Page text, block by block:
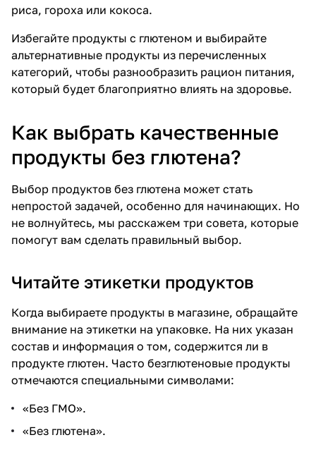
риса, гороха или кокоса.
Избегайте продукты с глютеном и выбирайте
альтернативные продукты из перечисленных
категорий, чтобы разнообразить рацион питания,
который будет благоприятно влиять на здоровье.
Как выбрать качественные
продукты без глютена?
Выбор продуктов без глютена может стать
непростой задачей, особенно для начинающих. Но
не волнуйтесь, мы расскажем три совета, которые
помогут вам сделать правильный выбор.
Читайте этикетки продуктов
Когда выбираете продукты в магазине, обращайте
внимание на этикетки на упаковке. На них указан
состав и информация о том, содержится ли в
продукте глютен. Часто безглютеновые продукты
отмечаются специальными символами:
«Без ГМО».
«Без глютена».